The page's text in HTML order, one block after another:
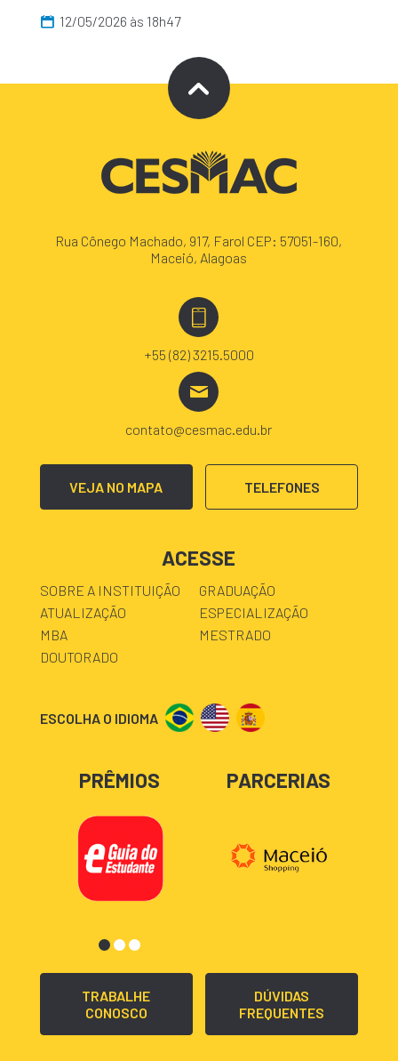
12/05/2026 às 18h47
Rua Cônego Machado, 917, Farol CEP: 57051-160,
Maceió, Alagoas
+55 (82) 3215.5000
contato@cesmac.edu.br
VEJA NO MAPA TELEFONES
ACESSE
SOBRE A INSTITUIÇÃO
GRADUAÇÃO
ATUALIZAÇÃO
ESPECIALIZAÇÃO
MBA
MESTRADO
DOUTORADO
ESCOLHA O IDIOMA
PRÊMIOS PARCERIAS
TRABALHE
CONOSCO
DÚVIDAS
FREQUENTES